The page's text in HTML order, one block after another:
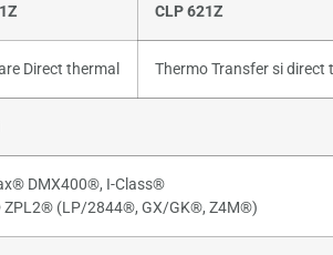
CLP 621Z
Direct thermal Thermo Transfer si direct
DMX400®, I-Class®
ZPL2® (LP/2844®, GX/GK®, Z4M®)